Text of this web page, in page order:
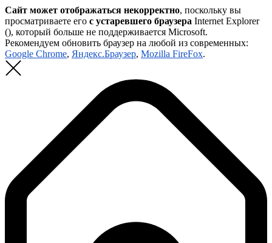
Сайт может отображаться некорректно, поскольку вы
просматриваете его с устаревшего браузера Internet Explorer
(), который больше не поддерживается Microsoft.
Рекомендуем обновить браузер на любой из современных:
Google Chrome, Яндекс.Браузер, Mozilla FireFox.